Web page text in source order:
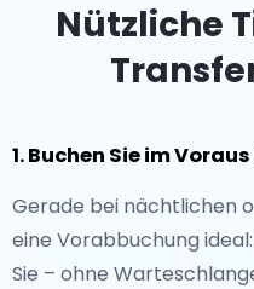
Nützliche
1. Buchen Sie im
Gerade bei nächtlichen
eine Vorabbuchung
Sie – ohne